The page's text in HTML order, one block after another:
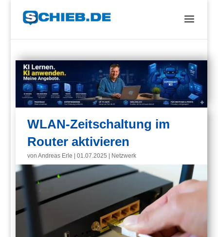
WLAN-Zeitschaltung im
Router aktivieren
vonAndreas Erle |01.07.2025 Netzwerk